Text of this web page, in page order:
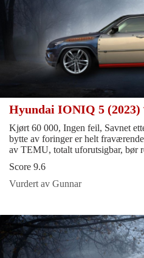
Hyundai IONIQ 5 (2023)
Kjørt 60 000, Ingen feil, Savnet
bytte av foringer er helt
av TEMU, totalt uforutsigbar, bør
Score 9.6
Vurdert av Gunnar